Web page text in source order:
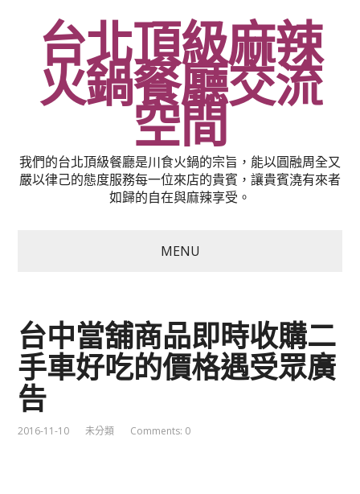
台北頂級麻辣
火鍋餐廳交流
空間
我們的台北頂級餐廳是川食火鍋的宗旨，能以圓融周全又
嚴以律己的態度服務每一位來店的貴賓，讓貴賓澆有來者
如歸的自在與麻辣享受。
MENU
台中當舖商品即時收購二
手車好吃的價格遇受眾廣
告
2016-11-10 未分類 Comments: 0